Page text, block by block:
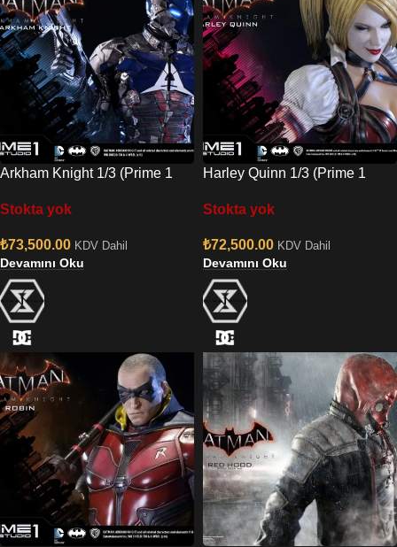
Arkham Knight 1/3 (Prime 1
Stokta yok
₺73,500.00 KDV Dahil
Devamını Oku
Harley Quinn 1/3 (Prime 1
Stokta yok
₺72,500.00 KDV Dahil
Devamını Oku